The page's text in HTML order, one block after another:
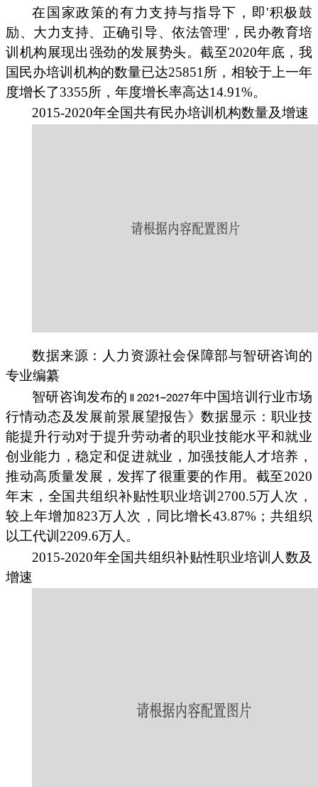
在国家政策的有力支持与指导下，即'积极鼓
励、大力支持、正确引导、依法管理'，民办教育培
训机构展现出强劲的发展势头。截至2020年底，我
国民办培训机构的数量已达25851所，相较于上一年
度增长了3355所，年度增长率高达14.91%。
2015-2020年全国共有民办培训机构数量及增速
数据来源：人力资源社会保障部与智研咨询的
专业编纂
智研咨询发布的
年中国培训行业市场
行情动态及发展前景展望报告》数据显示：职业技
能提升行动对于提升劳动者的职业技能水平和就业
创业能力，稳定和促进就业，加强技能人才培养，
推动高质量发展，发挥了很重要的作用。截至2020
年末，全国共组织补贴性职业培训2700.5万人次，
较上年增加823万人次，同比增长43.87%；共组织
以工代训2209.6万人。
2015-2020年全国共组织补贴性职业培训人数及
增速